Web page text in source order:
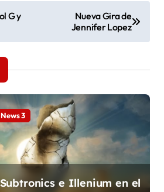
G y
Nueva Gira de
Jennifer Lopez
News 3
e Illenium en el